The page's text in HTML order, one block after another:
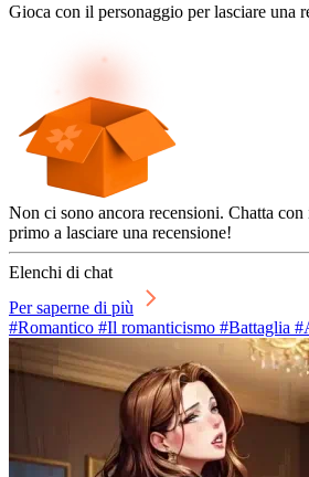
Gioca con il personaggio per lasciare una
Non ci sono ancora recensioni. Chatta
primo a lasciare una recensione!
Elenchi di chat
Per saperne di più
#Romantico #Il romanticismo #Battaglia